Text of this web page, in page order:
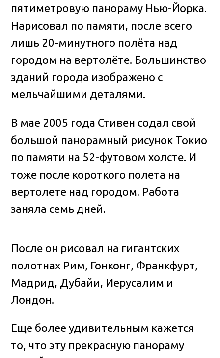
пятиметровую панораму Нью-Йорка.
Нарисовал по памяти, после всего
лишь 20-минутного полёта над
городом на вертолёте. Большинство
зданий города изображено с
мельчайшими деталями.
В мае 2005 года Стивен содал свой
большой панорамный рисунок Токио
по памяти на 52-футовом холсте. И
тоже после короткого полета на
вертолете над городом. Работа
заняла семь дней.
После он рисовал на гигантских
полотнах Рим, Гонконг, Франкфурт,
Мадрид, Дубайи, Иерусалим и
Лондон.
Еще более удивительным кажется
то, что эту прекрасную панораму